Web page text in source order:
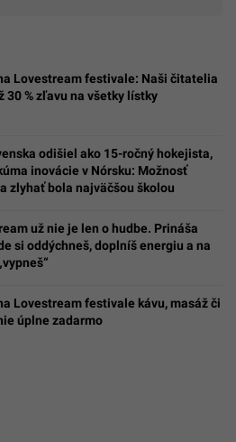
Lovestream festivale: Naši čitatelia
30 % zľavu na všetky lístky
odišiel ako 15-ročný hokejista,
inovácie v Nórsku: Možnosť
zlyhať bola najväčšou školou
už nie je len o hudbe. Prináša
si oddýchneš, doplníš energiu a na
Lovestream festivale kávu, masáž či
úplne zadarmo